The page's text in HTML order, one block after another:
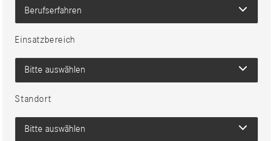
Berufserfahren
Einsatzbereich
Bitte auswählen
Standort
Bitte auswählen